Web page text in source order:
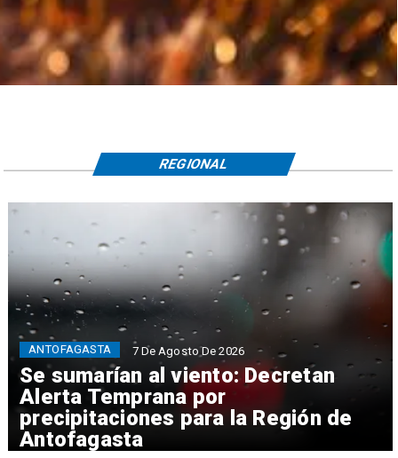
Se sumarían al viento: Decretan
Alerta Temprana por
precipitaciones para la Región de
Antofagasta
ANTOFAGASTA 7 De Agosto De 2026
REGIONAL